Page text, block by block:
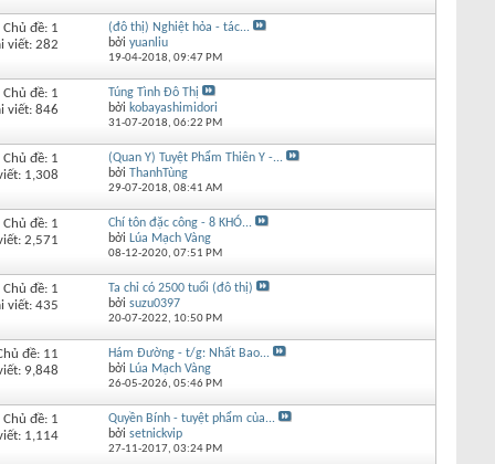
Chủ đề: 1
viết: 282
(đô thị) Nghiệt hỏa - tác...
bởi yuanliu
19-04-2018, 09:47 PM
Chủ đề: 1
viết: 846
Túng Tình Đô Thị
bởi kobayashimidori
31-07-2018, 06:22 PM
Chủ đề: 1
1,308
(Quan Y) Tuyệt Phẩm Thiên Y -...
bởi ThanhTùng
29-07-2018, 08:41 AM
Chủ đề: 1
2,571
Chí tôn đặc công - 8 KHÓ...
bởi Lúa Mạch Vàng
08-12-2020, 07:51 PM
Chủ đề: 1
viết: 435
Ta chỉ có 2500 tuổi (đô thị)
bởi suzu0397
20-07-2022, 10:50 PM
đề: 11
9,848
Hám Đường - t/g: Nhất Bao...
bởi Lúa Mạch Vàng
26-05-2026, 05:46 PM
Chủ đề: 1
1,114
Quyền Bính - tuyệt phẩm của...
bởi setnickvip
27-11-2017, 03:24 PM